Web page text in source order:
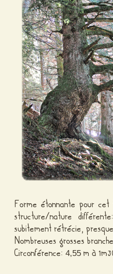
Forme étonnante pour cet
structure/nature
subitement rétrécie,
Nombreuses grosses
Circonférence: 4,55 m à